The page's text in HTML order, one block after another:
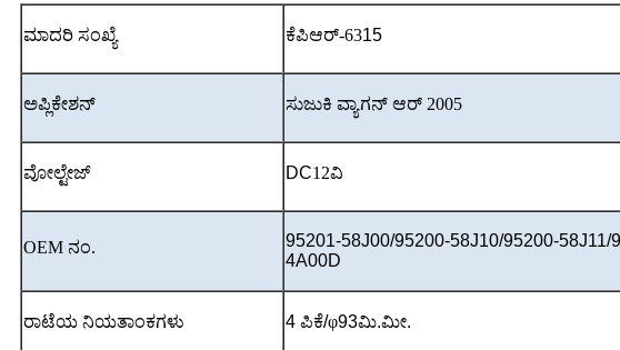
ಮಾದರಿ ಸಂಖ್ಯೆ ಕೆಪಿಆರ್-6315
ಅಪ್ಲಿಕೇಶನ್ ಸುಜುಕಿ ವ್ಯಾಗನ್ ಆರ್ 2005
ವೋಲ್ಟೇಜ್ DC12ವಿ
OEM ನಂ.
95201-58J00/95200-58J10/95200-
4A00D
ರಾಟೆಯ ನಿಯತಾಂಕಗಳು 4 ಪಿಕೆ/φ93ಮಿ.ಮೀ.